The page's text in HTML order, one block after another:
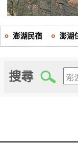
澎湖民宿 澎湖
搜尋